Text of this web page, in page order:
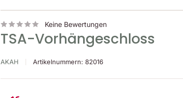
Keine Bewertungen
TSA-Vorhängeschloss
AKAH Artikelnummern:82016